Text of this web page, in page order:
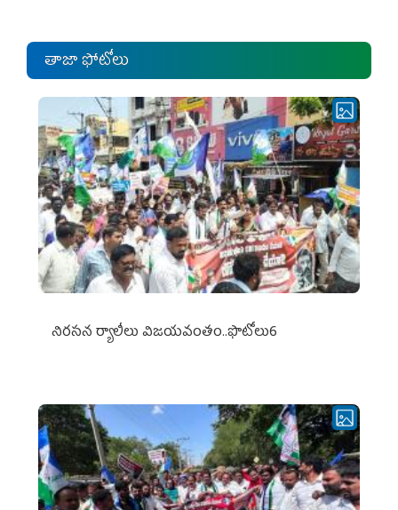
తాజా ఫోటోలు
నిర‌స‌న ర్యాలీలు విజ‌య‌వంతం..ఫొటోలు6